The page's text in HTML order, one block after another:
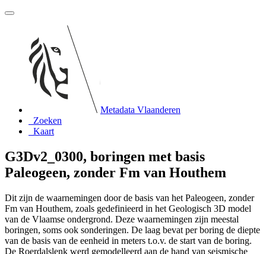
Metadata Vlaanderen
Zoeken
Kaart
G3Dv2_0300, boringen met basis
Paleogeen, zonder Fm van Houthem
Dit zijn de waarnemingen door de basis van het Paleogeen, zonder
Fm van Houthem, zoals gedefinieerd in het Geologisch 3D model
van de Vlaamse ondergrond. Deze waarnemingen zijn meestal
boringen, soms ook sonderingen. De laag bevat per boring de diepte
van de basis van de eenheid in meters t.o.v. de start van de boring.
De Roerdalslenk werd gemodelleerd aan de hand van seismische